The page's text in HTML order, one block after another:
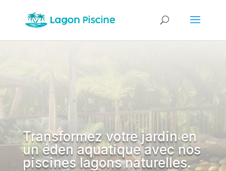
Transformez votre jardin en
un éden aquatique avec nos
piscines lagons naturelles.